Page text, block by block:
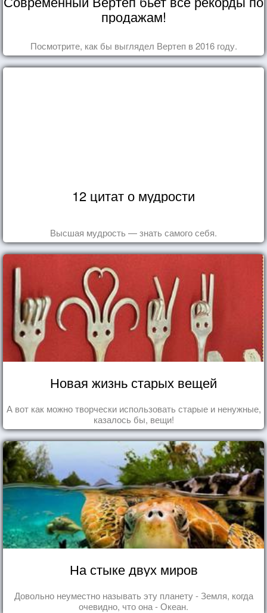
продажам!
Посмотрите, как бы выглядел Вертеп в 2016 году.
12 цитат о мудрости
Высшая мудрость — знать самого себя.
Новая жизнь старых вещей
А вот как можно творчески использовать старые и ненужные,
казалось бы, вещи!
На стыке двух миров
Довольно неуместно называть эту планету - Земля, когда
очевидно, что она - Океан.